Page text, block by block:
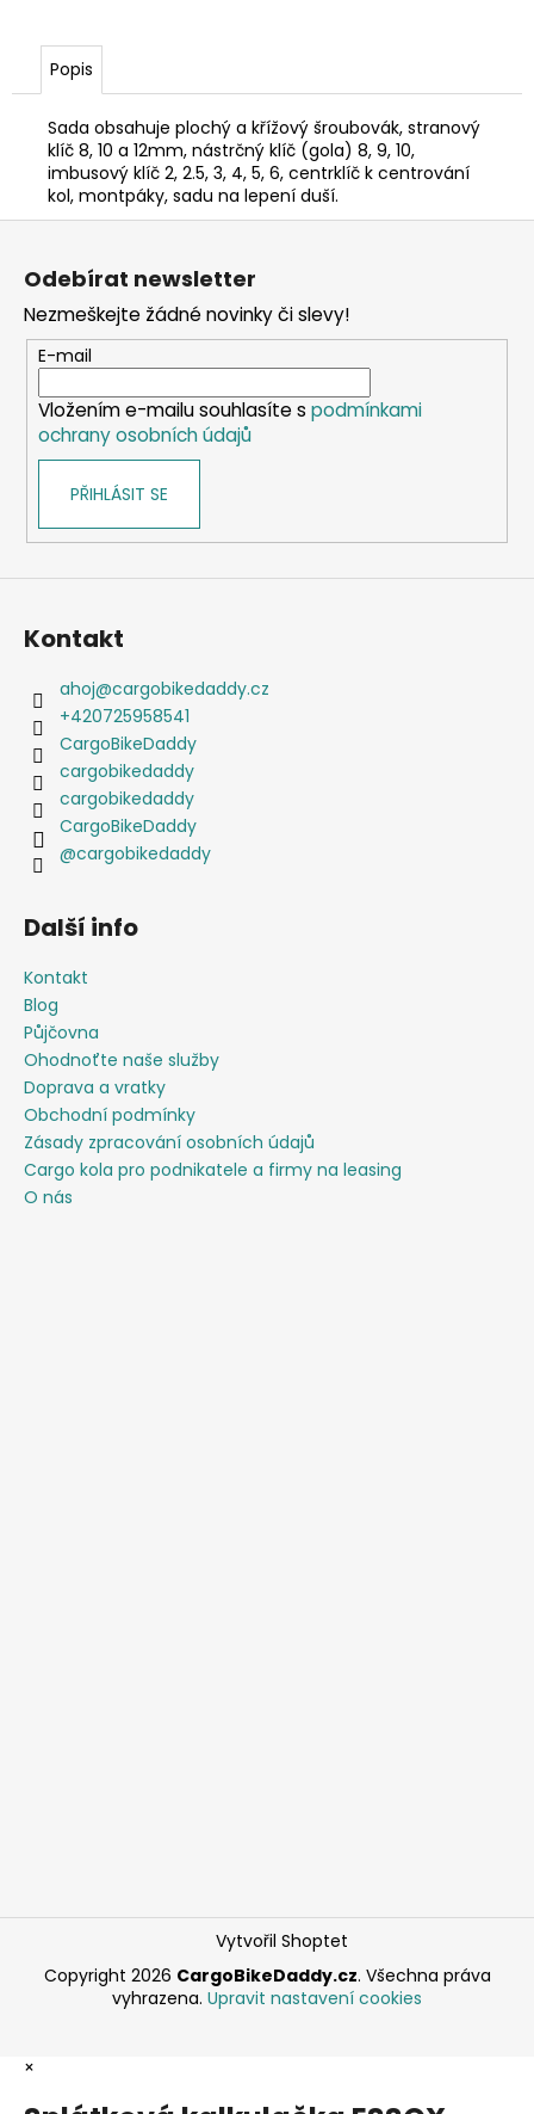
Popis
Sada obsahuje plochý a křížový šroubovák, stranový
klíč 8, 10 a 12mm, nástrčný klíč (gola) 8, 9, 10,
imbusový klíč 2, 2.5, 3, 4, 5, 6, centrklíč k centrování
kol, montpáky, sadu na lepení duší.
Z
Odebírat newsletter
Nezmeškejte žádné novinky či slevy!
E-mail
Vložením e-mailu souhlasíte s podmínkami
ochrany osobních údajů
PŘIHLÁSIT SE
Kontakt
ahoj@cargobikedaddy.cz
+420725958541
CargoBikeDaddy
cargobikedaddy
cargobikedaddy
CargoBikeDaddy
@cargobikedaddy
Další info
Kontakt
Blog
Půjčovna
Ohodnoťte naše služby
Doprava a vratky
Obchodní podmínky
Zásady zpracování osobních údajů
Cargo kola pro podnikatele a firmy na leasing
O nás
Vytvořil Shoptet
Copyright 2026 CargoBikeDaddy.cz. Všechna práva
vyhrazena. Upravit nastavení cookies
×